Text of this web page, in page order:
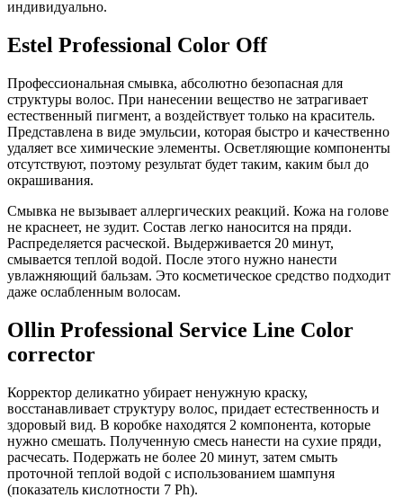
индивидуально.
Estel Professional Color Off
Профессиональная смывка, абсолютно безопасная для
структуры волос. При нанесении вещество не затрагивает
естественный пигмент, а воздействует только на краситель.
Представлена в виде эмульсии, которая быстро и качественно
удаляет все химические элементы. Осветляющие компоненты
отсутствуют, поэтому результат будет таким, каким был до
окрашивания.
Смывка не вызывает аллергических реакций. Кожа на голове
не краснеет, не зудит. Состав легко наносится на пряди.
Распределяется расческой. Выдерживается 20 минут,
смывается теплой водой. После этого нужно нанести
увлажняющий бальзам. Это косметическое средство подходит
даже ослабленным волосам.
Ollin Professional Service Line Color
corrector
Корректор деликатно убирает ненужную краску,
восстанавливает структуру волос, придает естественность и
здоровый вид. В коробке находятся 2 компонента, которые
нужно смешать. Полученную смесь нанести на сухие пряди,
расчесать. Подержать не более 20 минут, затем смыть
проточной теплой водой с использованием шампуня
(показатель кислотности 7 Ph).